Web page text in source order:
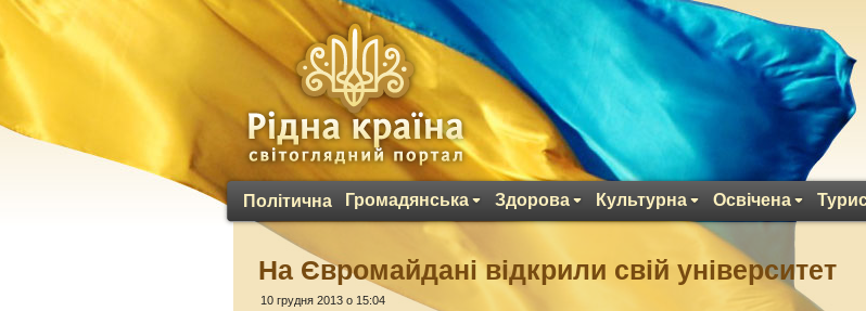
Політична Громадянська Здорова Культурна Освічена
На Євромайдані відкрили свій університет
10 грудня 2013 о 15:04